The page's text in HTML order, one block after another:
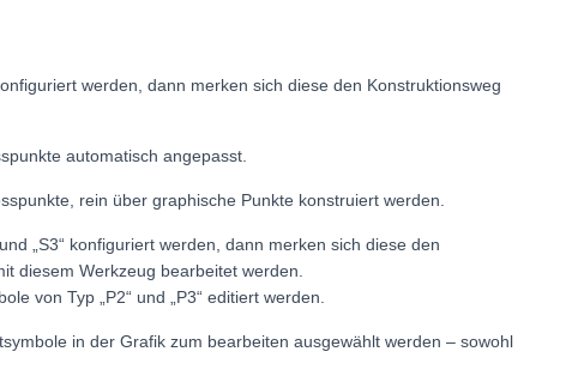
werden, dann merken sich diese den Konstruktionsweg
automatisch angepasst.
rein über graphische Punkte konstruiert werden.
„S3“ konfiguriert werden, dann merken sich diese den
diesem Werkzeug bearbeitet werden.
von Typ „P2“ und „P3“ editiert werden.
in der Grafik zum bearbeiten ausgewählt werden – sowohl